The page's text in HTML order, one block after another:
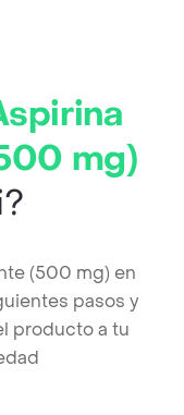
mg)
(500 mg) en
pasos y
producto a tu